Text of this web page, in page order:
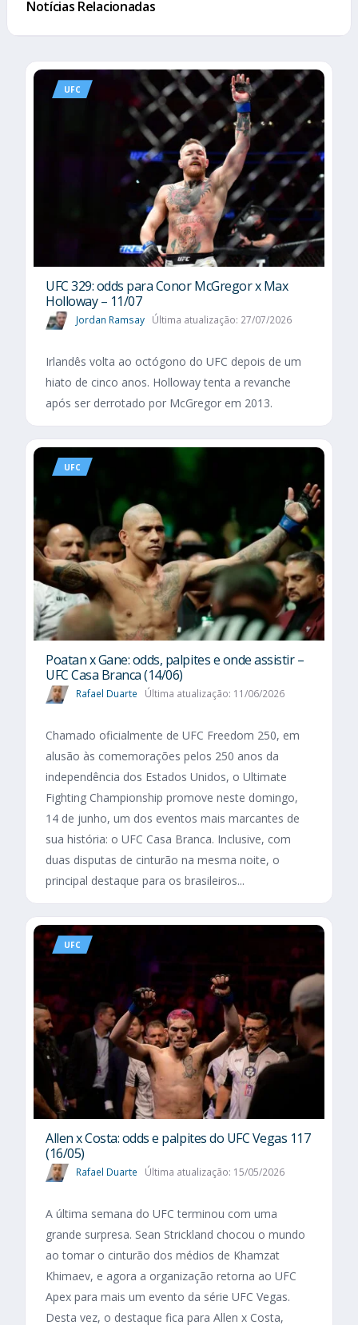
Notícias Relacionadas
UFC
UFC 329: odds para Conor McGregor x Max
Holloway – 11/07
Jordan Ramsay Última atualização: 27/07/2026
Irlandês volta ao octógono do UFC depois de um
hiato de cinco anos. Holloway tenta a revanche
após ser derrotado por McGregor em 2013.
UFC
Poatan x Gane: odds, palpites e onde assistir –
UFC Casa Branca (14/06)
Rafael Duarte Última atualização: 11/06/2026
Chamado oficialmente de UFC Freedom 250, em
alusão às comemorações pelos 250 anos da
independência dos Estados Unidos, o Ultimate
Fighting Championship promove neste domingo,
14 de junho, um dos eventos mais marcantes de
sua história: o UFC Casa Branca. Inclusive, com
duas disputas de cinturão na mesma noite, o
principal destaque para os brasileiros...
UFC
Allen x Costa: odds e palpites do UFC Vegas 117
(16/05)
Rafael Duarte Última atualização: 15/05/2026
A última semana do UFC terminou com uma
grande surpresa. Sean Strickland chocou o mundo
ao tomar o cinturão dos médios de Khamzat
Khimaev, e agora a organização retorna ao UFC
Apex para mais um evento da série UFC Vegas.
Desta vez, o destaque fica para Allen x Costa,